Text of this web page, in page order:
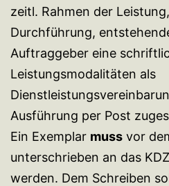
zeitl. Rahmen der
Durchführung,
Auftraggeber eine
Leistungsmodalitäten als
Ausführung per Post
Ein Exemplar muss vor
unterschrieben an das
werden. Dem Schreiben